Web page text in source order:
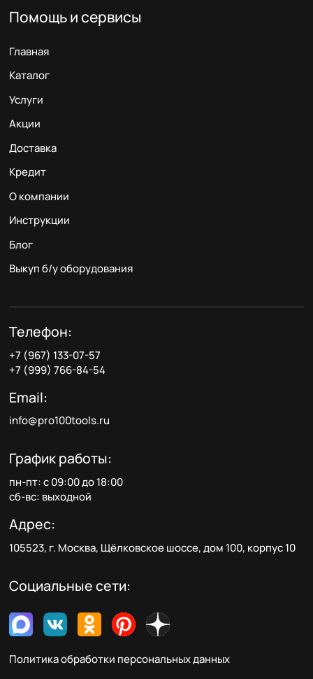
Помощь и сервисы
Главная
Каталог
Услуги
Акции
Доставка
Кредит
О компании
Инструкции
Блог
Выкуп б/у оборудования
Телефон:
+7 (967) 133-07-57
+7 (999) 766-84-54
Email:
info@pro100tools.ru
График работы:
пн-пт: с 09:00 до 18:00
сб-вс: выходной
Адрес:
105523, г. Москва, Щёлковское шоссе, дом 100, корпус 10
Социальные сети:
Политика обработки персональных данных